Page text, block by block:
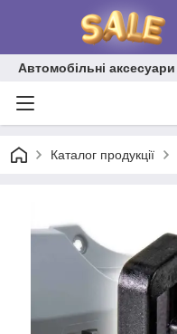
Автомобільні аксесуари
Каталог продукції